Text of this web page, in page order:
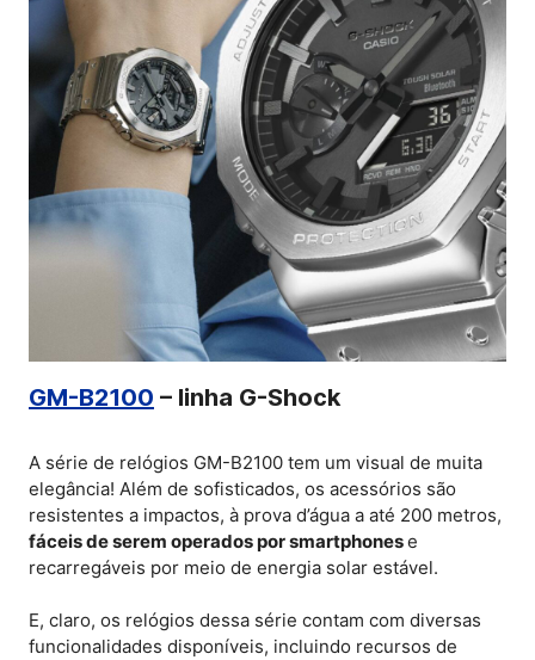
GM-B2100 – linha G-Shock
A série de relógios GM-B2100 tem um visual de muita
elegância! Além de sofisticados, os acessórios são
resistentes a impactos, à prova d’água a até 200 metros,
fáceis de serem operados por smartphonese
recarregáveis por meio de energia solar estável.
E, claro, os relógios dessa série contam com diversas
funcionalidades disponíveis, incluindo recursos de